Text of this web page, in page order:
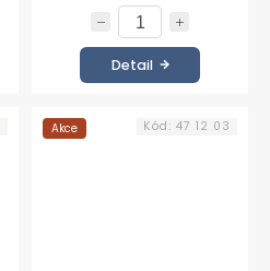
ml
Detail
Akce Kód: 47 12 03